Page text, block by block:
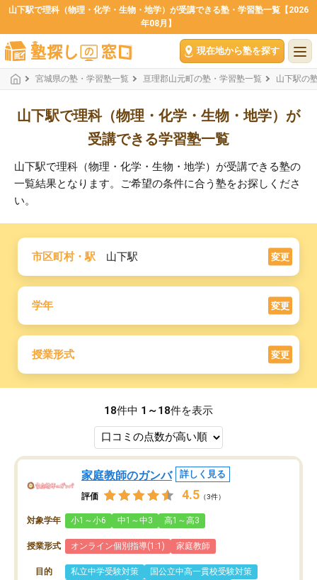
山下駅で理科（物理・化学・生物・地学）が受講できる塾・学習塾一覧【2026
年08月】
現在地から塾を探す
宮城県の塾・学習塾一覧 亘理郡山元町の塾・学習塾一覧 山下駅の
山下駅で理科（物理・化学・生物・地学）が
受講できる学習塾一覧
山下駅で理科（物理・化学・生物・地学）が受講できる塾の
一覧結果となります。ご希望の条件に合う塾をお探しくださ
い。
市区町村・駅 山下駅 変更
学年 変更
授業形式 変更
18件中 1～18件を表示
家庭教師のガンバ 詳しく見る
評価 4.5 （3件）
対象学年 小1～小6 中1～中3 高1～高3
授業形式 オンライン個別指導(1:1) 家庭教師
目的 私立中学受験対策
国公立中高一貫校受験対策